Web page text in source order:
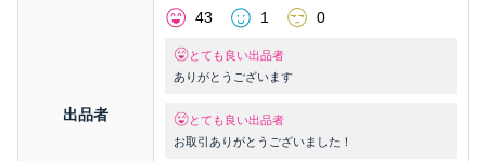
出品者
43
1 0
とても良い出品者
ありがとうございます
とても良い出品者
お取引ありがとうございました！